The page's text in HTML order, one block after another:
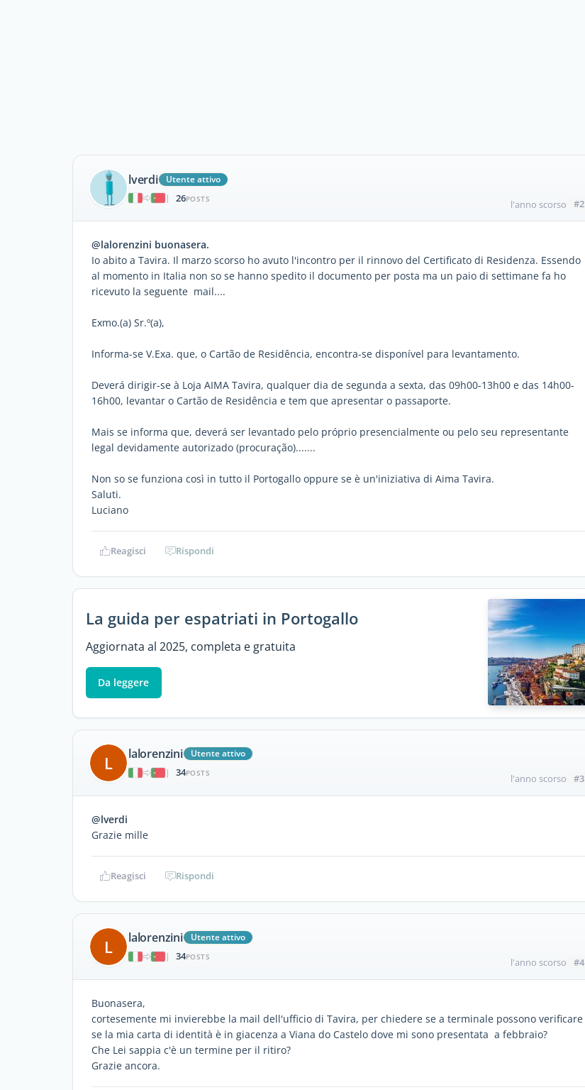
lverdi
Utente attivo
|
26POSTS l'anno scorso #2
@lalorenzini buonasera.
Io abito a Tavira. Il marzo scorso ho avuto l'incontro per il rinnovo del Certificato di Residenza. Essendo
al momento in Italia non so se hanno spedito il documento per posta ma un paio di settimane fa ho
ricevuto la seguente mail....
Exmo.(a) Sr.º(a),
Informa-se V.Exa. que, o Cartão de Residência, encontra-se disponível para levantamento.
Deverá dirigir-se à Loja AIMA Tavira, qualquer dia de segunda a sexta, das 09h00-13h00 e das 14h00-
16h00, levantar o Cartão de Residência e tem que apresentar o passaporte.
Mais se informa que, deverá ser levantado pelo próprio presencialmente ou pelo seu representante
legal devidamente autorizado (procuração).......
Non so se funziona così in tutto il Portogallo oppure se è un'iniziativa di Aima Tavira.
Saluti.
Luciano
Reagisci Rispondi
La guida per espatriati in Portogallo
Aggiornata al 2025, completa e gratuita
Da leggere
L lalorenzini
Utente attivo
|
34POSTS l'anno scorso #3
@lverdi
Grazie mille
Reagisci Rispondi
L lalorenzini
Utente attivo
|
34POSTS l'anno scorso #4
Buonasera,
cortesemente mi invierebbe la mail dell'ufficio di Tavira, per chiedere se a terminale possono verificare
se la mia carta di identità è in giacenza a Viana do Castelo dove mi sono presentata a febbraio?
Che Lei sappia c'è un termine per il ritiro?
Grazie ancora.